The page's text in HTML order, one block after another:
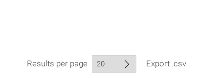
Results per page Export .csv